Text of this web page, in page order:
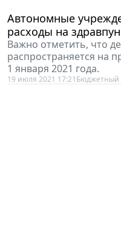
Автономные
расходы на
Важно отметить, что
распространяется на
1 января 2021 года.
19 июля 2021 17:21 Бюджетный